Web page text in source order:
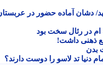
دشان آماده حضور در عربستان
در رئال سخت بود
داشت!
تد لاسو را دوست دارند؟